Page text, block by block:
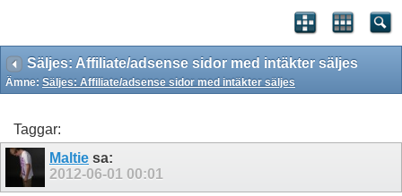
Säljes: Affiliate/adsense sidor med intäkter säljes
Ämne: Säljes: Affiliate/adsense sidor med intäkter säljes
Taggar:
Maltie sa:
2012-06-01 00:01